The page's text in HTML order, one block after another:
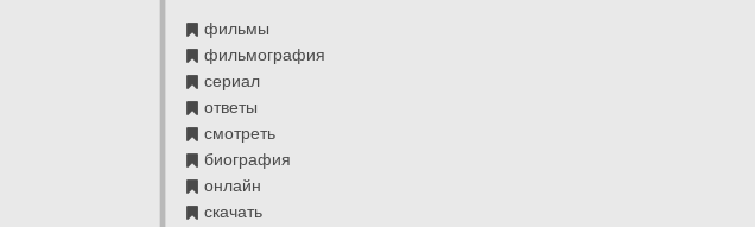
фильмы
фильмография
сериал
ответы
смотреть
биография
онлайн
скачать